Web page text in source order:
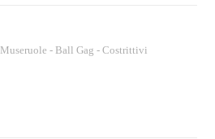
Museruole - Ball Gag - Costrittivi